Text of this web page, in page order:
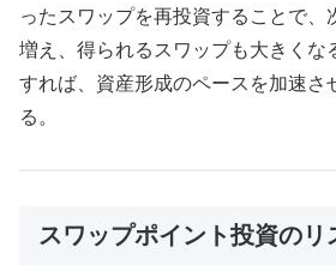
ったスワップを再投資することで、
増え、得られるスワップも大きくな
すれば、資産形成のペースを加速さ
る。
スワップポイント投資のリ